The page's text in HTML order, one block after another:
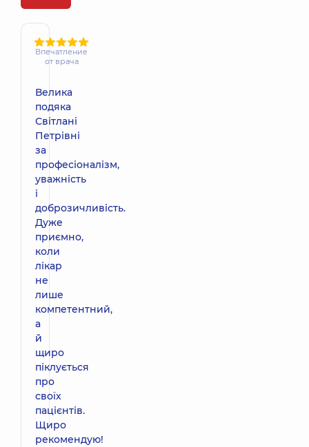
Впечатление
от врача
Велика
подяка
Світлані
Петрівні
за
професіоналізм,
уважність
і
доброзичливість.
Дуже
приємно,
коли
лікар
не
лише
компетентний,
а
й
щиро
піклується
про
своїх
пацієнтів.
Щиро
рекомендую!